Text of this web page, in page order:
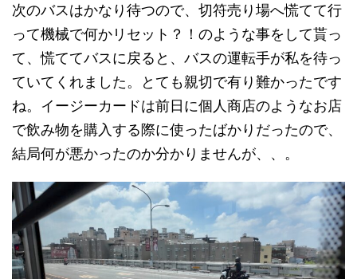
次のバスはかなり待つので、切符売り場へ慌てて行
って機械で何かリセット？！のような事をして貰っ
て、慌ててバスに戻ると、バスの運転手が私を待っ
ていてくれました。とても親切で有り難かったです
ね。イージーカードは前日に個人商店のようなお店
で飲み物を購入する際に使ったばかりだったので、
結局何が悪かったのか分かりませんが、、。